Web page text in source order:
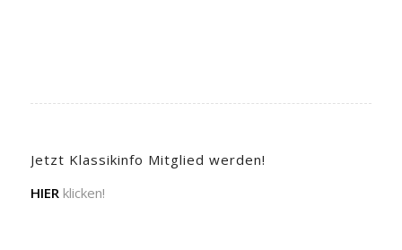
Jetzt Klassikinfo Mitglied werden!
HIER klicken!